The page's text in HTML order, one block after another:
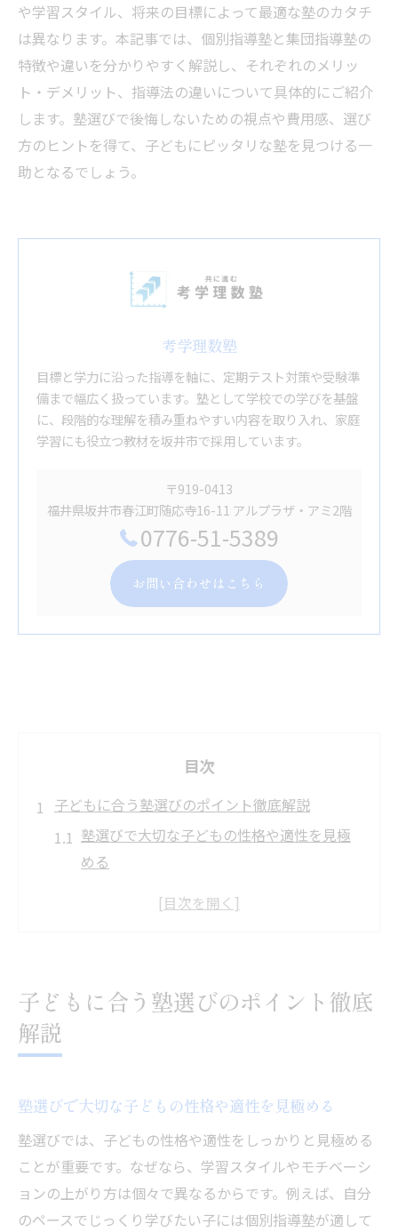
や学習スタイル、将来の目標によって最適な塾のカタチ
は異なります。本記事では、個別指導塾と集団指導塾の
特徴や違いを分かりやすく解説し、それぞれのメリッ
ト・デメリット、指導法の違いについて具体的にご紹介
します。塾選びで後悔しないための視点や費用感、選び
方のヒントを得て、子どもにピッタリな塾を見つける一
助となるでしょう。
考学理数塾
目標と学力に沿った指導を軸に、定期テスト対策や受験準
備まで幅広く扱っています。塾として学校での学びを基盤
に、段階的な理解を積み重ねやすい内容を取り入れ、家庭
学習にも役立つ教材を坂井市で採用しています。
〒919-0413
福井県坂井市春江町随応寺16-11 アルプラザ・アミ2階
0776-51-5389
お問い合わせはこちら
目次
子どもに合う塾選びのポイント徹底解説
塾選びで大切な子どもの性格や適性を見極
める
塾の指導スタイルが子どもの学力向上に与
塾選びの際に重視したい学習環境とは何か
ント
個別指導塾と集団指導塾の違いを知る
塾の個別指導と集団指導の授業内容の違い
を解説
子どもに合う塾選びのポイント徹底
解説
塾選びで大切な子どもの性格や適性を見極める
塾選びでは、子どもの性格や適性をしっかりと見極める
ことが重要です。なぜなら、学習スタイルやモチベーシ
ョンの上がり方は個々で異なるからです。例えば、自分
のペースでじっくり学びたい子には個別指導塾が適して